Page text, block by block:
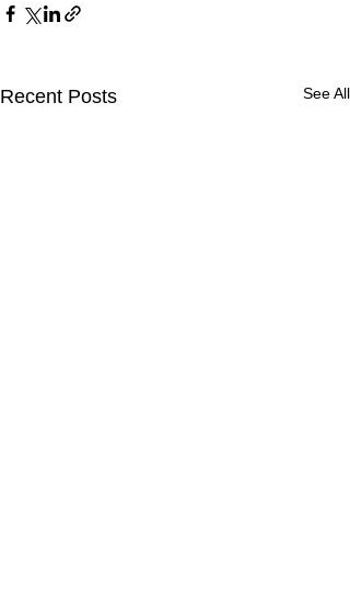
Recent Posts See All